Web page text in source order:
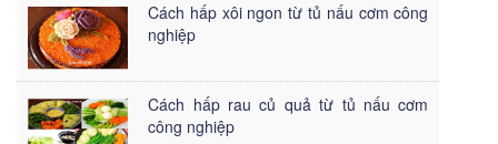
Cách hấp xôi ngon từ tủ nấu cơm công
nghiệp
Cách hấp rau củ quả từ tủ nấu cơm
công nghiệp